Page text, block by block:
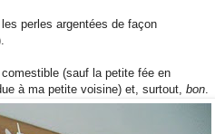
perles argentées de façon
(sauf la petite fée en
à ma petite voisine) et, surtout, bon.